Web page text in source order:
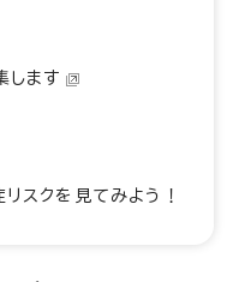
します
スクを見てみよう！